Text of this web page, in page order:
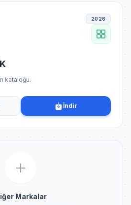
2026
kataloğu.
İndir
Markalar